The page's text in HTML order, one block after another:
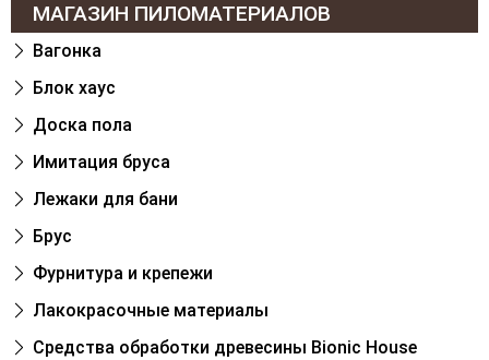
МАГАЗИН ПИЛОМАТЕРИАЛОВ
Вагонка
Блок хаус
Доска пола
Имитация бруса
Лежаки для бани
Брус
Фурнитура и крепежи
Лакокрасочные материалы
Cредства обработки древесины Bionic House